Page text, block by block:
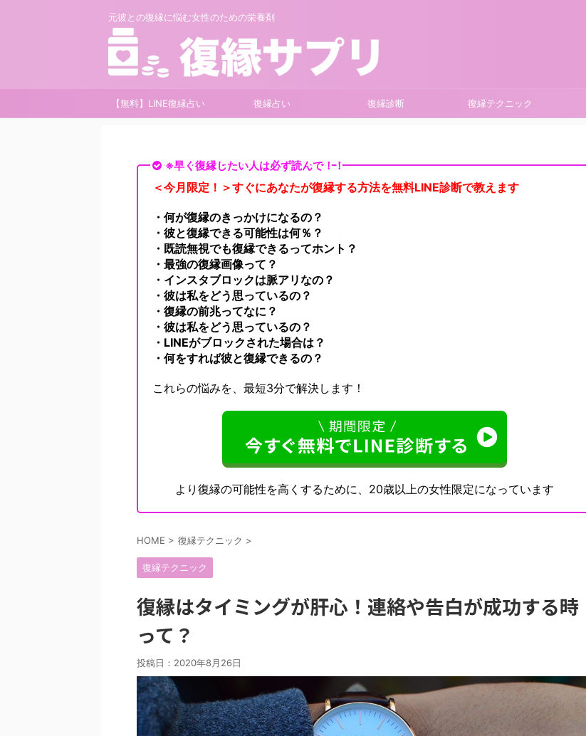
元彼との復縁に悩む女性のための栄養剤
【無料】LINE復縁占い 復縁占い 復縁診断 復縁テクニック
※早く復縁したい人は必ず読んで！！
＜今月限定！＞すぐにあなたが復縁する方法を無料LINE診断で教えます
・何が復縁のきっかけになるの？
・彼と復縁できる可能性は何％？
・既読無視でも復縁できるってホント？
・最強の復縁画像って？
・インスタブロックは脈アリなの？
・彼は私をどう思っているの？
・復縁の前兆ってなに？
・彼は私をどう思っているの？
・LINEがブロックされた場合は？
・何をすれば彼と復縁できるの？
これらの悩みを、最短3分で解決します！
より復縁の可能性を高くするために、20歳以上の女性限定になっています
HOME > 復縁テクニック >
復縁テクニック
復縁はタイミングが肝心！連絡や告白が成功する時
って？
投稿日： 2020年8月26日